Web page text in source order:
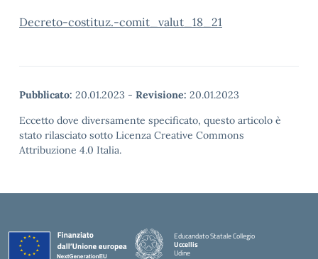
Decreto-costituz.-comit_valut_18_21
Pubblicato: 20.01.2023 - Revisione: 20.01.2023
Eccetto dove diversamente specificato, questo articolo è
stato rilasciato sotto Licenza Creative Commons
Attribuzione 4.0 Italia.
Educandato Statale Collegio
Uccellis
Udine